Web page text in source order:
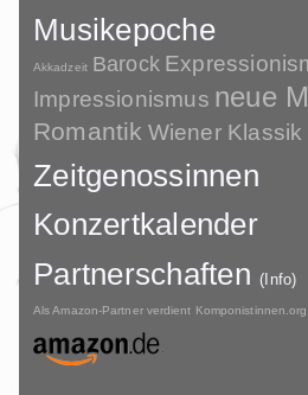
Musikepoche
Akkadzeit Barock
Impressionismus neue
Romantik Wiener Klassik
Zeitgenossinnen
Konzertkalender
Partnerschaften(Info)
Als Amazon-Partner verdient